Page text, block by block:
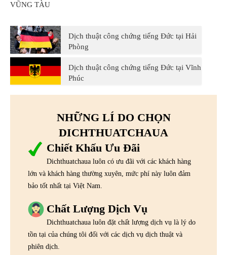
VŨNG TÀU
Dịch thuật công chứng tiếng Đức tại Hải
Phòng
Dịch thuật công chứng tiếng Đức tại Vĩnh
Phúc
NHỮNG LÍ DO CHỌN
DICHTHUATCHAUA
Chiết Khấu Ưu Đãi
Dichthuatchaua luôn có ưu đãi với các khách hàng
lớn và khách hàng thường xuyên, mức phí này luôn đảm
bảo tốt nhất tại Việt Nam.
Chất Lượng Dịch Vụ
Dichthuatchaua luôn đặt chất lượng dịch vụ là lý do
tồn tại của chúng tôi đối với các dịch vụ dịch thuật và
phiên dịch.